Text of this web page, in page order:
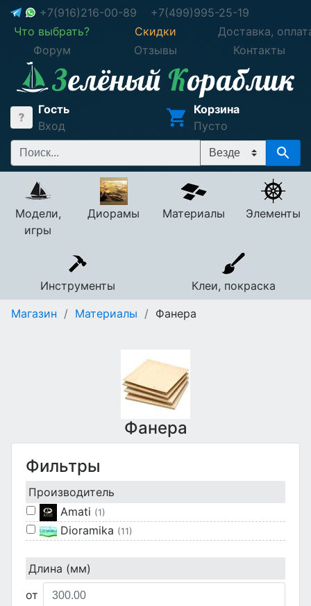
+7(916)216-00-89
+7(499)995-25-19
Что выбрать?
Скидки
Доставка,
Форум
Отзывы Контакты
Гость
Вход
Корзина
Пусто
Модели,
игры
Диорамы Материалы Элементы
Инструменты
Клеи, покраска
Магазин / Материалы / Фанера
Фанера
Фильтры
Производитель
Amati (1)
Dioramika (11)
Длина (мм)
от